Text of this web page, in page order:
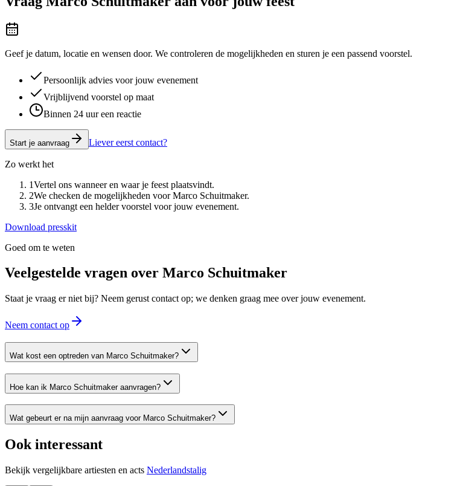
Geef je datum, locatie en wensen door. We controleren de mogelijkheden en sturen je een passend voorstel.
Persoonlijk advies voor jouw evenement
Vrijblijvend voorstel op maat
Binnen 24 uur een reactie
Start je aanvraag Liever eerst contact?
Zo werkt het
1Vertel ons wanneer en waar je feest plaatsvindt.
2We checken de mogelijkheden voor Marco Schuitmaker.
3Je ontvangt een helder voorstel voor jouw evenement.
Download presskit
Goed om te weten
Veelgestelde vragen over Marco Schuitmaker
Staat je vraag er niet bij? Neem gerust contact op; we denken graag mee over jouw evenement.
Neem contact op
Wat kost een optreden van Marco Schuitmaker?
Hoe kan ik Marco Schuitmaker aanvragen?
Wat gebeurt er na mijn aanvraag voor Marco Schuitmaker?
Ook interessant
Bekijk vergelijkbare artiesten en acts Nederlandstalig